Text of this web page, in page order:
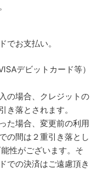
でお支払い。
デビットカード等）
の場合、クレジットの
き落とされます。
た場合、変更前の利用
の間は２重引き落とし
性がございます。そ
での決済はご遠慮頂き